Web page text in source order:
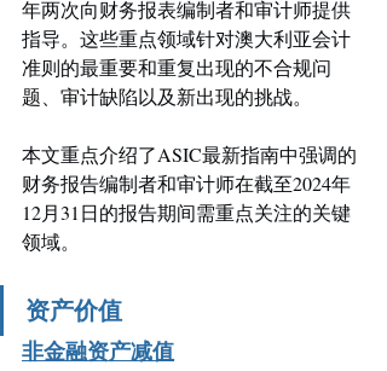
年两次向财务报表编制者和审计师提供
指导。这些重点领域针对澳大利亚会计
准则的最重要和重复出现的不合规问
题、审计缺陷以及新出现的挑战。
本文重点介绍了ASIC最新指南中强调的
财务报告编制者和审计师在截至2024年
12月31日的报告期间需重点关注的关键
领域。
资产价值
非金融资产减值